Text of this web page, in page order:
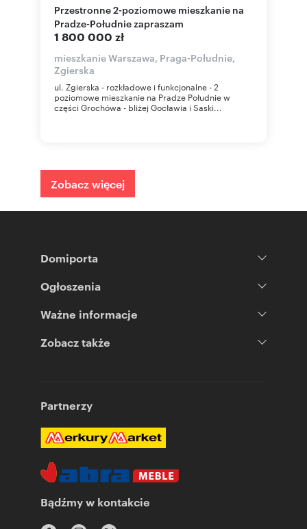
Przestronne 2-poziomowe mieszkanie na
Pradze-Południe zapraszam
1 800 000 zł
mieszkanie Warszawa, Praga-Południe,
Zgierska
ul. Zgierska - rozkładowe i funkcjonalne - 2
poziomowe mieszkanie na Pradze Południe w
części Grochówa - bliżej Gocławia i Saski...
Zobacz więcej
Domiporta
Ogłoszenia
Ważne informacje
Zobacz także
Partnerzy
Bądźmy w kontakcie